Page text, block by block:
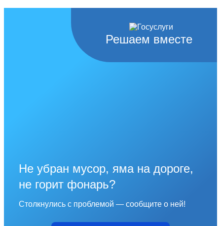
Решаем вместе
Не убран мусор, яма на дороге,
не горит фонарь?
Столкнулись с проблемой — сообщите о ней!